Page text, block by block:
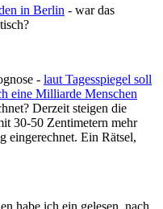
in Berlin - war das
- laut Tagesspiegel soll
eine Milliarde Menschen
Derzeit steigen die
30-50 Zentimetern mehr
eingerechnet. Ein Rätsel,
habe ich ein gelesen, nach